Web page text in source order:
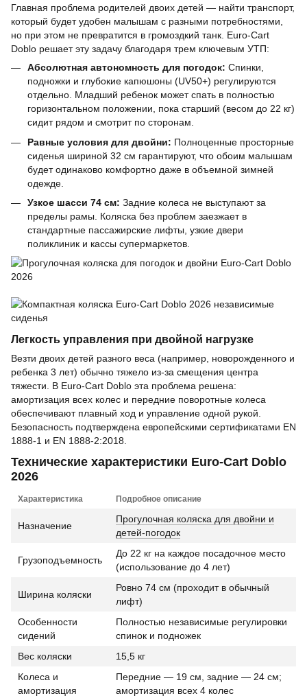
Главная проблема родителей двоих детей — найти транспорт,
который будет удобен малышам с разными потребностями,
но при этом не превратится в громоздкий танк. Euro-Cart
Doblo решает эту задачу благодаря трем ключевым УТП:
Абсолютная автономность для погодок: Спинки,
подножки и глубокие капюшоны (UV50+) регулируются
отдельно. Младший ребенок может спать в полностью
горизонтальном положении, пока старший (весом до 22 кг)
сидит рядом и смотрит по сторонам.
Равные условия для двойни: Полноценные просторные
сиденья шириной 32 см гарантируют, что обоим малышам
будет одинаково комфортно даже в объемной зимней
одежде.
Узкое шасси 74 см: Задние колеса не выступают за
пределы рамы. Коляска без проблем заезжает в
стандартные пассажирские лифты, узкие двери
поликлиник и кассы супермаркетов.
Легкость управления при двойной нагрузке
Везти двоих детей разного веса (например, новорожденного и
ребенка 3 лет) обычно тяжело из-за смещения центра
тяжести. В Euro-Cart Doblo эта проблема решена:
амортизация всех колес и передние поворотные колеса
обеспечивают плавный ход и управление одной рукой.
Безопасность подтверждена европейскими сертификатами EN
1888-1 и EN 1888-2:2018.
Технические характеристики Euro-Cart Doblo
2026
Характеристика Подробное описание
Назначение
Прогулочная коляска для двойни и
детей-погодок
Грузоподъемность
До 22 кг на каждое посадочное место
(использование до 4 лет)
Ширина коляски
Ровно 74 см (проходит в обычный
лифт)
Особенности
сидений
Полностью независимые регулировки
спинок и подножек
Вес коляски
15,5 кг
Колеса и
амортизация
Передние — 19 см, задние — 24 см;
амортизация всех 4 колес